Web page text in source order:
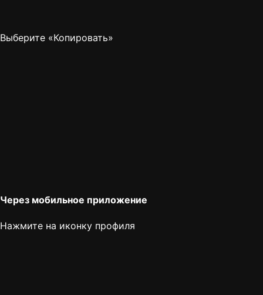
Выберите «Копировать»
Через мобильное приложение
Нажмите на иконку профиля